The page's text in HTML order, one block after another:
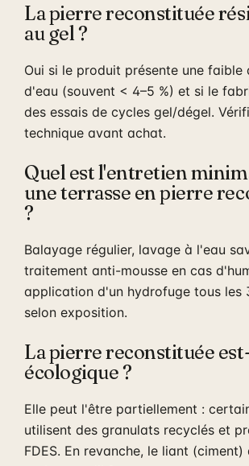
La pierre reconstituée
au gel ?
Oui si le produit présente une faible
d'eau (souvent < 4–5 %) et si le
des essais de cycles gel/dégel.
technique avant achat.
Quel est l'entretien
une terrasse en pierre
?
Balayage régulier, lavage à l'eau
traitement anti-mousse en cas
application d'un hydrofuge tous les
selon exposition.
La pierre reconstituée
écologique ?
Elle peut l'être partiellement :
utilisent des granulats recyclés et
FDES. En revanche, le liant